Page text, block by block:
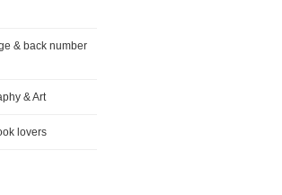
& back number
& Art
lovers